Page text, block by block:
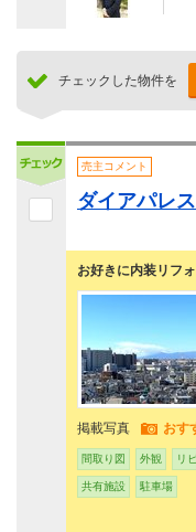
チェックした物件を
売主コメント
ダイアパレ
お好きに内装リフ
掲載写真 おす
間取り図 外観 リ
共有施設 駐車場